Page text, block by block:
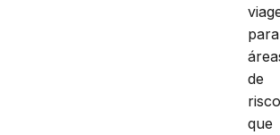
para
de
que